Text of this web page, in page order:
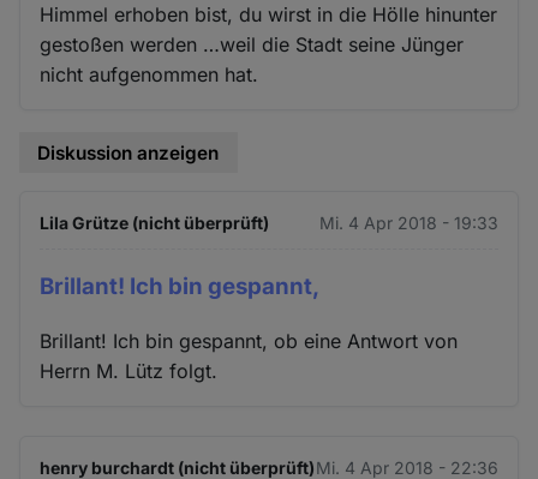
Himmel erhoben bist, du wirst in die Hölle hinunter
gestoßen werden …weil die Stadt seine Jünger
nicht aufgenommen hat.
Diskussion anzeigen
Lila Grütze (nicht überprüft) Mi. 4 Apr 2018 - 19:33
Brillant! Ich bin gespannt,
Brillant! Ich bin gespannt, ob eine Antwort von
Herrn M. Lütz folgt.
henry burchardt (nicht überprüft)Mi. 4 Apr 2018 - 22:36